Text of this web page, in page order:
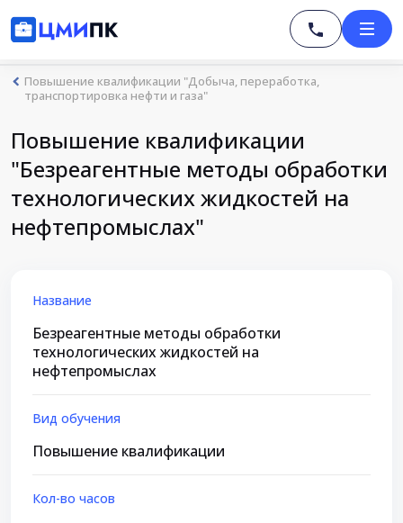
Повышение квалификации "Добыча, переработка,
транспортировка нефти и газа"
Повышение квалификации
"Безреагентные методы обработки
технологических жидкостей на
нефтепромыслах"
Название
Безреагентные методы обработки
технологических жидкостей на
нефтепромыслах
Вид обучения
Повышение квалификации
Кол-во часов